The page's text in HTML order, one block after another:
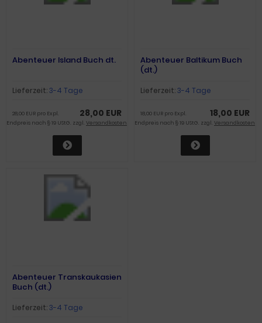
Abenteuer Island Buch dt.
Lieferzeit:3-4 Tage
28,00 EUR
28,00 EUR pro Expl.
Endpreis nach § 19 UStG. zzgl. Versandkosten
Abenteuer Baltikum Buch
(dt.)
Lieferzeit:3-4 Tage
18,00 EUR
18,00 EUR pro Expl.
Endpreis nach § 19 UStG. zzgl. Versandkosten
Abenteuer Transkaukasien
Buch (dt.)
Lieferzeit:3-4 Tage